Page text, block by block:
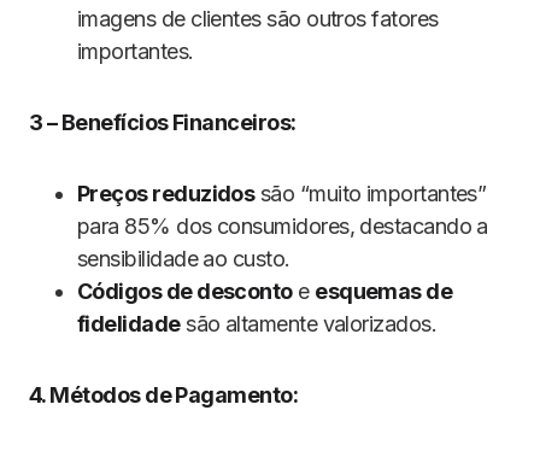
imagens de clientes são outros fatores
importantes.
3 – Benefícios Financeiros:
Preços reduzidossão “muito importantes”
para 85% dos consumidores, destacando a
sensibilidade ao custo.
Códigos de descontoe esquemas de
fidelidadesão altamente valorizados.
4. Métodos de Pagamento: